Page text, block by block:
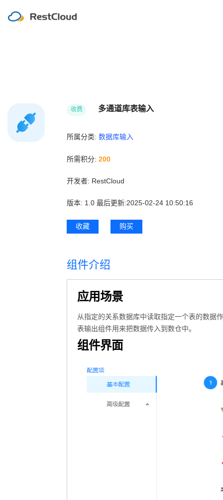
收费 多通道库表输入
所属分类:数据库输入
所需积分:200
开发者: RestCloud
版本: 1.0 最后更新:2025-02-24 10:50:16
收藏 购买
组件介绍
应用场景
从指定的关系数据库中读取指定一个表的数据
表输出组件用来把数据传入到数仓中。
组件界面